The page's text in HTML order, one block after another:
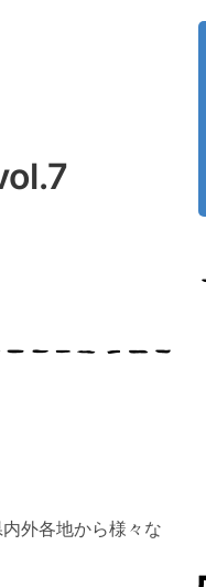
外各地から様々な